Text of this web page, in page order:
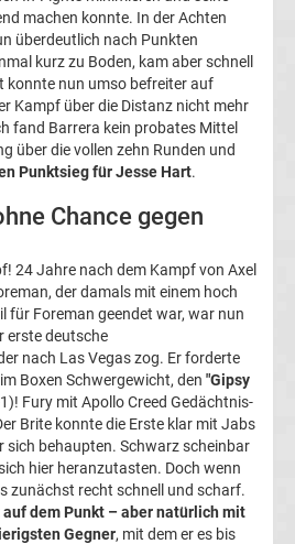
machen konnte. In der Achten
überdeutlich nach Punkten
kurz zu Boden, kam aber schnell
konnte nun umso befreiter auf
Kampf über die Distanz nicht mehr
fand Barrera kein probates Mittel
über die vollen zehn Runden und
Punktsieg für Jesse Hart.
Chance gegen
24 Jahre nach dem Kampf von Axel
der damals mit einem hoch
für Foreman geendet war, war nun
erste deutsche
nach Las Vegas zog. Er forderte
Boxen Schwergewicht, den "Gipsy
Fury mit Apollo Creed Gedächtnis-
Brite konnte die Erste klar mit Jabs
sich behaupten. Schwarz scheinbar
hier heranzutasten. Doch wenn
zunächst recht schnell und scharf.
dem Punkt – aber natürlich mit
Gegner, mit dem er es bis